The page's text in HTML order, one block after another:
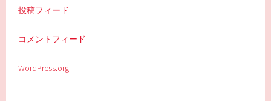
投稿フィード
コメントフィード
WordPress.org